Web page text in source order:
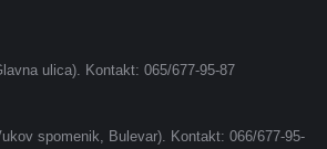
ulica). Kontakt: 065/677-95-87
spomenik, Bulevar). Kontakt: 066/677-95-